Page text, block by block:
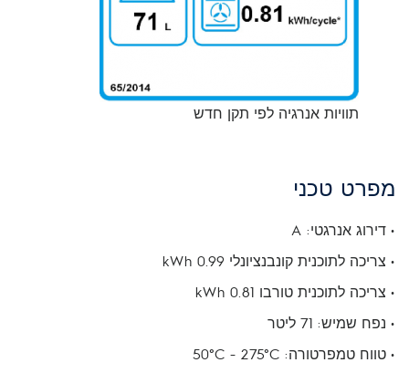
תוויות אנרגיה לפי תקן חדש
מפרט טכני
• דירוג אנרגטי: A
• צריכה לתוכנית קונבנציונלי kWh 0.99
• צריכה לתוכנית טורבו kWh 0.81
• נפח שמיש: 71 ליטר
• טווח טמפרטורה: 50°C - 275°C